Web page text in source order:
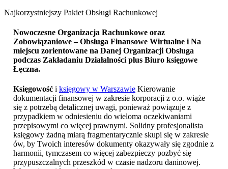
Najkorzystniejszy Pakiet Obsługi Rachunkowej
Nowoczesne Organizacja Rachunkowe oraz
Zobowiązaniowe – Obsługa Finansowe Wirtualne i Na
miejscu zorientowane na Danej Organizacji Obsługa
podczas Zakładaniu Działalności plus Biuro księgowe
Łęczna.
Księgowość i księgowy w Warszawie Kierowanie
dokumentacji finansowej w zakresie korporacji z o.o. wiąże
się z potrzebą detalicznej uwagi, ponieważ powiązuje z
przypadkiem w odniesieniu do wieloma oczekiwaniami
przepisowymi co więcej prawnymi. Solidny profesjonalista
księgowy żadną miarą fragmentarycznie skupi się w zakresie
ów, by Twoich interesów dokumenty okazywały się zgodnie z
harmonii, tymczasem co więcej zabezpieczy pozbyć się
przypuszczalnych przeszkód w czasie nadzoru daninowej.